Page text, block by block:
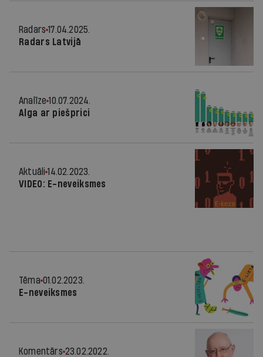
Radars 17.04.2025.
Radars Latvijā
Analīze 10.07.2024.
Alga ar piešprici
Aktuāli 14.02.2023.
VIDEO: E-neveiksmes
Tēma 01.02.2023.
E-neveiksmes
Komentārs 23.02.2022.